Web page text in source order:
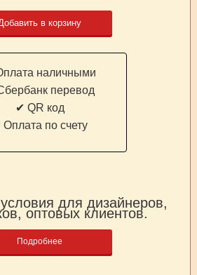
в корзину
наличными
перевод
✔ QR код
Оплата по счету
для дизайнеров,
оптовых клиентов.
Подробнее